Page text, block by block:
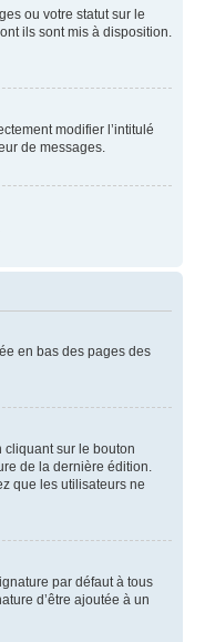
ou votre statut sur le
ils sont mis à disposition.
modifier l’intitulé
de messages.
en bas des pages des
cliquant sur le bouton
de la dernière édition.
que les utilisateurs ne
par défaut à tous
d’être ajoutée à un